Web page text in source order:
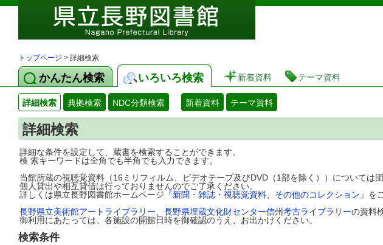
図書館 蔵書検索・予約
トップページ > 詳細検索
かんたん検索 いろいろ検索 新着資料 テーマ資料
詳細検索 典拠検索 NDC分類検索 新着資料 テーマ資料
詳細検索
詳細な条件を設定して、蔵書を検索することができます。
検 索キーワードは全角でも半角でも入力できます。
当館所蔵の視聴覚資料（16ミリフィルム、ビデオテープ及びDVD（1部を除く））については
個人貸出や相互貸借は行っておりませんのでご了承ください。
詳しくは県立長野図書館ホームページ 『新聞・雑誌・視聴覚資料、その他のコレクション』 を
長野県立美術館アートライブラリー
長野県埋蔵文化財センター信州考古ライブラリーの資料
御利用にあたっては、各施設の開館日時を御確認のうえ、お出かけください。
検索条件